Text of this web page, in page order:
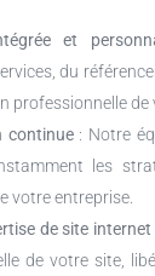
et
du
professionnelle de
continue: Notre
les
votre entreprise.
de site internet
de votre site,